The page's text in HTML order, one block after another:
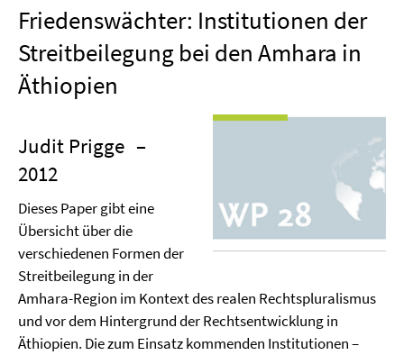
Friedenswächter: Institutionen der
Streitbeilegung bei den Amhara in
Äthiopien
Judit Prigge –
2012
Dieses Paper gibt eine
Übersicht über die
verschiedenen Formen der
Streitbeilegung in der
Amhara-Region im Kontext des realen Rechtspluralismus
und vor dem Hintergrund der Rechtsentwicklung in
Äthiopien. Die zum Einsatz kommenden Institutionen –